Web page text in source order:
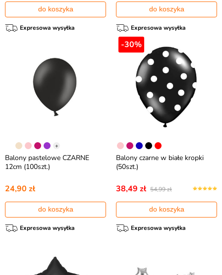
do koszyka
Expresowa wysyłka
do koszyka
Expresowa wysyłka
+
Balony pastelowe CZARNE
12cm (100szt.)
24,90 zł
do koszyka
Expresowa wysyłka
-30%
Balony czarne w białe kropki
(50szt.)
38,49 zł 54,99 zł
do koszyka
Expresowa wysyłka